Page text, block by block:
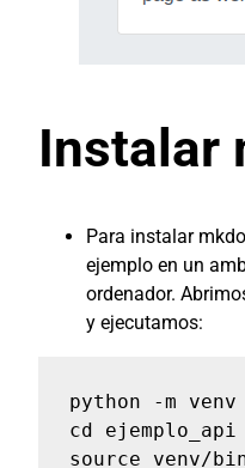
Instalar
Para instalar
ejemplo en un
ordenador.
y ejecutamos:
python -m
cd ejemplo_api
source venv/